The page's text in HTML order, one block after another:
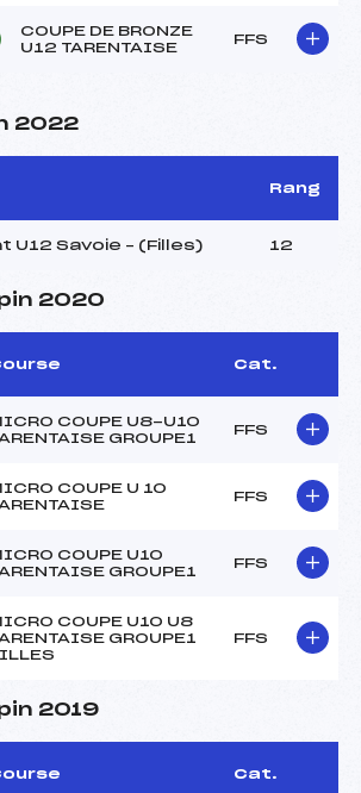
COUPE DE BRONZE
U12 TARENTAISE
FFS
2022
Rang
U12 Savoie – (Filles) 12
2020
Cat.
COUPE U8-U10
GROUPE1
FFS
COUPE U 10
FFS
COUPE U10
GROUPE1
FFS
COUPE U10 U8
GROUPE1
FFS
2019
Cat.